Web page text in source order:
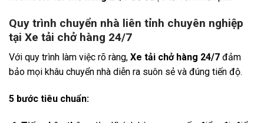
Quy trình chuyển nhà liên tỉnh chuyên nghiệp
tại Xe tải chở hàng 24/7
Với quy trình làm việc rõ ràng, Xe tải chở hàng 24/7 đảm
bảo mọi khâu chuyển nhà diễn ra suôn sẻ và đúng tiến độ.
5 bước tiêu chuẩn: